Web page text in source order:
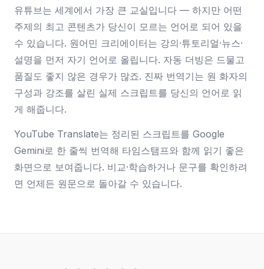
유튜브는 세계에서 가장 큰 교실입니다 — 하지만 어떤
주제의 최고 콘텐츠가 당신이 모르는 언어로 되어 있을
수 있습니다. 원어민 크리에이터는 강의·튜토리얼·뉴스·
설명을 먼저 자기 언어로 올립니다. 자동 더빙은 드물고
품질도 좋지 않은 경우가 많죠. 진짜 번역기는 원 화자의
구성과 강조를 살린 실제 스크립트를 당신의 언어로 읽
게 해줍니다.
YouTube Translate는 정리된 스크립트를 Google
Gemini로 한 줄씩 번역해 타임스탬프와 함께 읽기 좋은
화면으로 보여줍니다. 비교·학습하거나 문구를 확인하려
면 언제든 원문으로 돌아갈 수 있습니다.